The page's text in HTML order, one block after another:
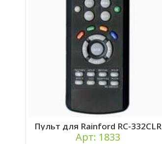
Пульт для Rainford RC-332CLR
Арт: 1833